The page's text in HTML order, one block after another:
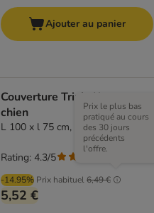
Ajouter au panier
Couverture Trixie Kenny pour
chien
L 100 x l 75 cm, beige
-14.95% Prix habituel6,49 €
Prix le plus bas
pratiqué au cours
des 30 jours
précédents
l'offre.
5,52 €
Rating: 4.3/5